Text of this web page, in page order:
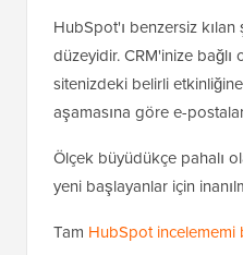
HubSpot'ı benzersiz
düzeyidir. CRM'inize bağlı
sitenizdeki belirli
aşamasına göre e-
Ölçek büyüdükçe pahalı
yeni başlayanlar için
Tam HubSpot incelememi